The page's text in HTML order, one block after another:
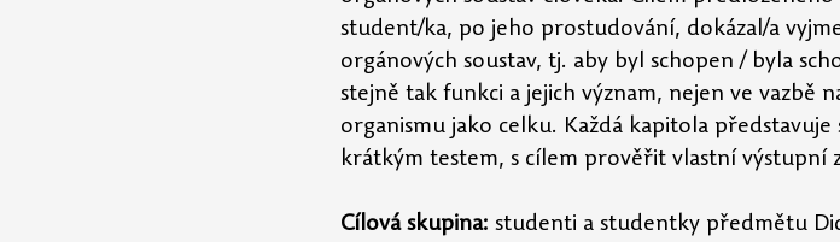
student/ka, po jeho prostudování, dokázal/a
orgánových soustav, tj. aby byl schopen / byla
stejně tak funkci a jejich význam, nejen ve vazbě
organismu jako celku. Každá kapitola
krátkým testem, s cílem prověřit vlastní výstupní
Cílová skupina: studenti a studentky předmětu